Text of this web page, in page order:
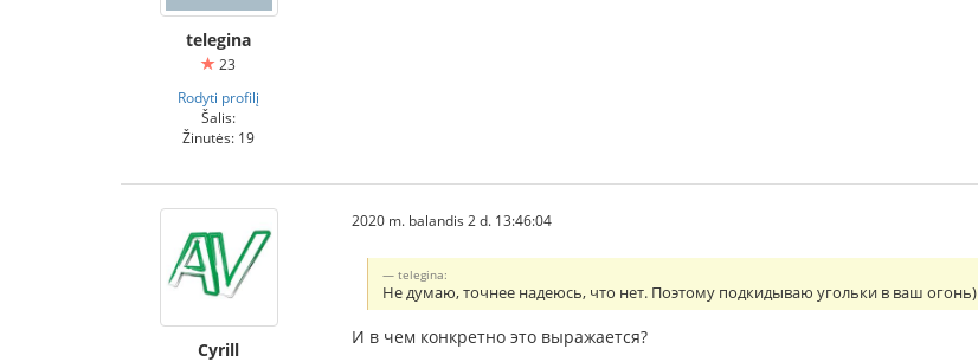
telegina
23
Rodyti profilį
Šalis:
Žinutės: 19
Cyrill
2020 m. balandis 2 d. 13:46:04
telegina:
Не думаю, точнее надеюсь, что нет. Поэтому подкидываю угольки в ваш огонь)
И в чем конкретно это выражается?